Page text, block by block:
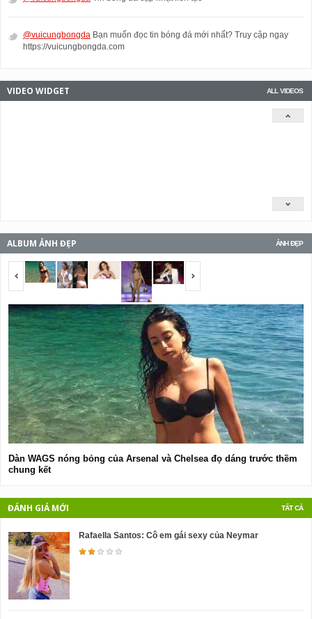
@vuicungbongda Bạn muốn đọc tin bóng đá mới nhất? Truy cập ngay
https://vuicungbongda.com
ALL VIDEOS
VIDEO WIDGET
ẢNH ĐẸP
ALBUM ẢNH ĐẸP
<span></span>
Dàn WAGS nóng bỏng của Arsenal và Chelsea đọ dáng trước thềm
chung kết
TẤT CẢ
ĐÁNH GIÁ MỚI
Rafaella Santos: Cô em gái sexy của Neymar